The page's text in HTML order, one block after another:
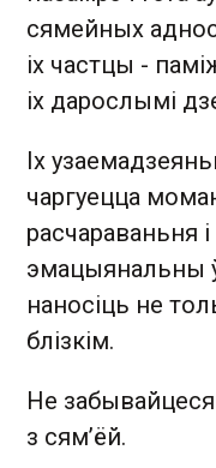
сямейных
іх частцы -
іх дарослымі
Іх
чаргуецца
расчараваньня
эмацыянальны
наносіць не
блізкім.
Не забывайцеся
з сям’ёй.